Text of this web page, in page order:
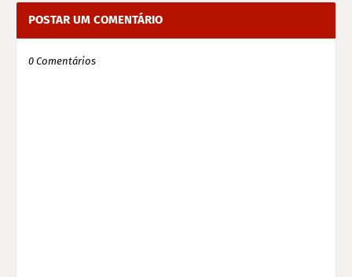
POSTAR UM COMENTÁRIO
0 Comentários